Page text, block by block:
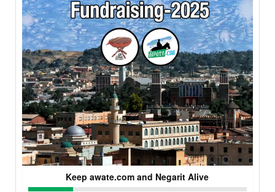
Keep awate.com and Negarit Alive